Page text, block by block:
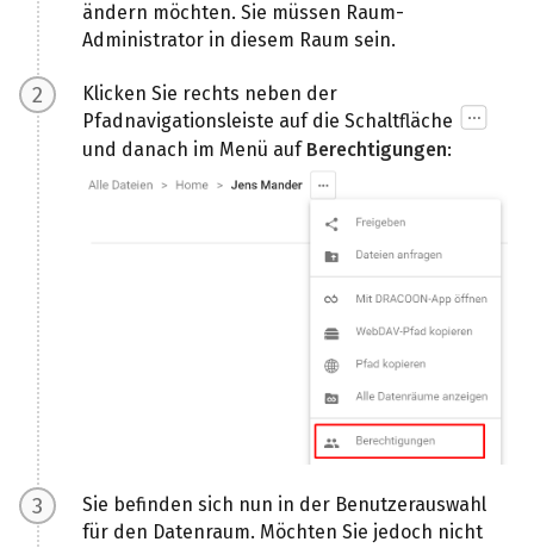
ändern möchten. Sie müssen Raum-
Administrator in diesem Raum sein.
Klicken Sie rechts neben der
Pfadnavigationsleiste auf die Schaltfläche
und danach im Menü auf Berechtigungen:
Sie befinden sich nun in der Benutzerauswahl
für den Datenraum. Möchten Sie jedoch nicht